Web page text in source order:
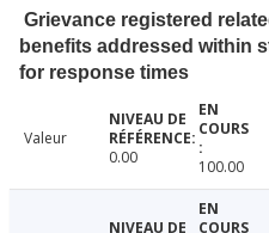
Grievance registered
benefits addressed within
for response times
Valeur
0.00
100.00